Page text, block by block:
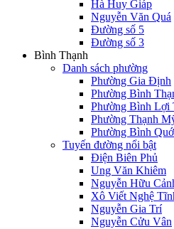
Hà Huy Giáp
Nguyễn Văn Quá
Đường số 5
Đường số 3
Bình Thạnh
Danh sách phường
Phường Gia Định
Phường Bình
Phường Bình Lợi
Phường Thạnh
Phường Bình
Tuyến đường nổi bật
Điện Biên Phủ
Ung Văn Khiêm
Nguyễn Hữu
Xô Viết Nghệ
Nguyễn Gia Trí
Nguyễn Cửu Vân